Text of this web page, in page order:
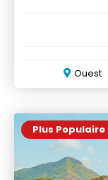
Ouest
Plus Populaire